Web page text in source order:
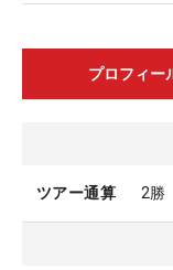
プロフィー
ツアー通算 2勝